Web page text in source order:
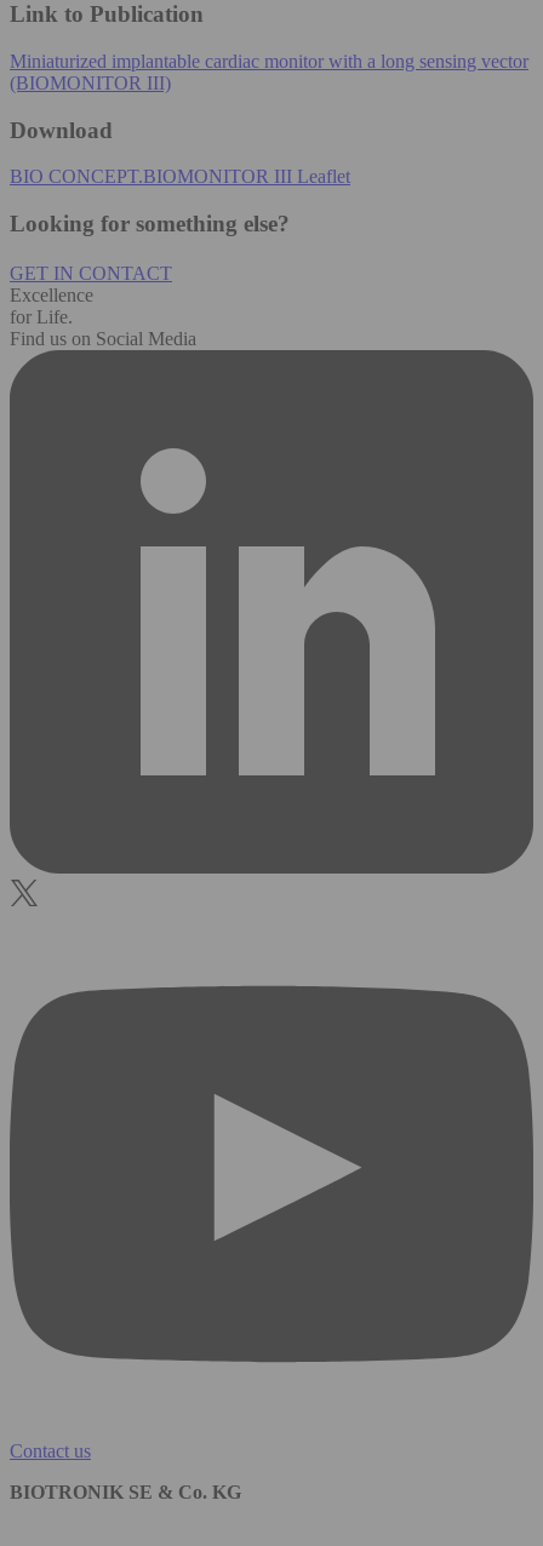
Link to Publication
Miniaturized implantable cardiac monitor with a long sensing vector
(BIOMONITOR III)
Download
BIO CONCEPT.BIOMONITOR III Leaflet
Looking for something else?
GET IN CONTACT
Excellence
for Life.
Find us on Social Media
Contact us
BIOTRONIK SE & Co. KG